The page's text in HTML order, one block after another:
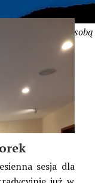
przed sobą
sesja dla